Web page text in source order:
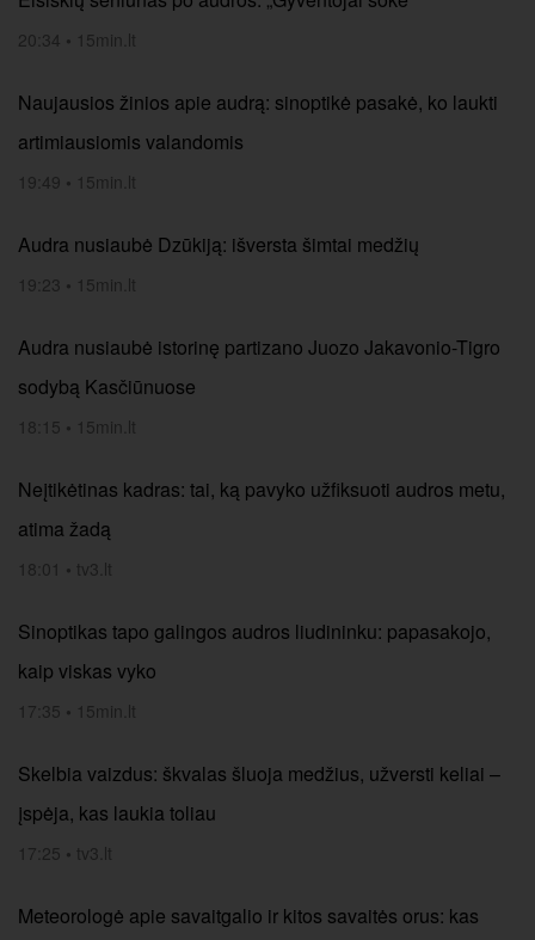
20:34 • 15min.lt
Naujausios žinios apie audrą: sinoptikė pasakė, ko laukti
artimiausiomis valandomis
19:49 • 15min.lt
Audra nusiaubė Dzūkiją: išversta šimtai medžių
19:23 • 15min.lt
Audra nusiaubė istorinę partizano Juozo Jakavonio-Tigro
sodybą Kasčiūnuose
18:15 • 15min.lt
Neįtikėtinas kadras: tai, ką pavyko užfiksuoti audros metu,
atima žadą
18:01 • tv3.lt
Sinoptikas tapo galingos audros liudininku: papasakojo,
kaip viskas vyko
17:35 • 15min.lt
Skelbia vaizdus: škvalas šluoja medžius, užversti keliai –
įspėja, kas laukia toliau
17:25 • tv3.lt
Meteorologė apie savaitgalio ir kitos savaitės orus: kas